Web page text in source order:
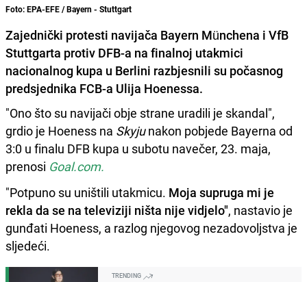
Foto: EPA-EFE / Bayern - Stuttgart
Zajednički protesti navijača Bayern Münchena i VfB
Stuttgarta protiv DFB-a na finalnoj utakmici
nacionalnog kupa u Berlini razbjesnili su počasnog
predsjednika FCB-a Ulija Hoenessa.
"Ono što su navijači obje strane uradili je skandal",
grdio je Hoeness na Skyjunakon pobjede Bayerna od
3:0 u finalu DFB kupa u subotu navečer, 23. maja,
prenosi Goal.com.
"Potpuno su uništili utakmicu. Moja supruga mi je
rekla da se na televiziji ništa nije vidjelo", nastavio je
gunđati Hoeness, a razlog njegovog nezadovoljstva je
sljedeći.
TRENDING